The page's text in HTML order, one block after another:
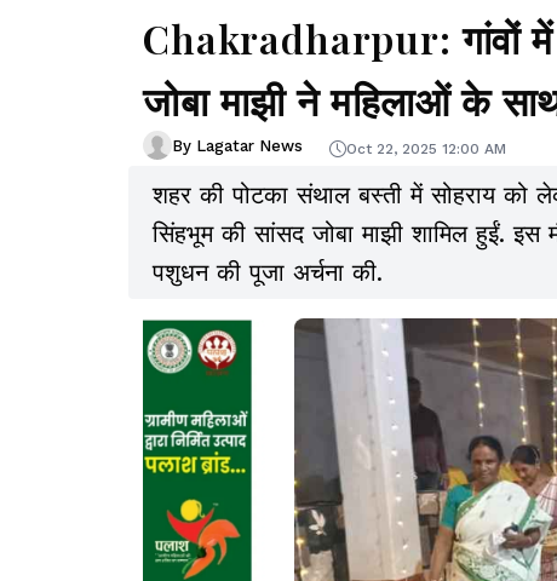
Chakradharpur: गांवों में
जोबा माझी ने महिलाओं के
By Lagatar News Oct 22, 2025 12:00 AM
शहर की पोटका संथाल बस्ती में सोहराय को
सिंहभूम की सांसद जोबा माझी शामिल हुईं.
पशुधन की पूजा अर्चना की.